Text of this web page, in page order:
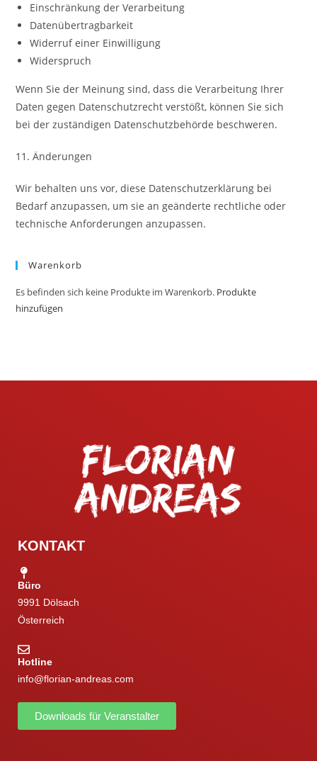
Einschränkung der Verarbeitung
Datenübertragbarkeit
Widerruf einer Einwilligung
Widerspruch
Wenn Sie der Meinung sind, dass die Verarbeitung Ihrer
Daten gegen Datenschutzrecht verstößt, können Sie sich
bei der zuständigen Datenschutzbehörde beschweren.
11. Änderungen
Wir behalten uns vor, diese Datenschutzerklärung bei
Bedarf anzupassen, um sie an geänderte rechtliche oder
technische Anforderungen anzupassen.
Warenkorb
Es befinden sich keine Produkte im Warenkorb. Produkte
hinzufügen
KONTAKT
Büro
9991 Dölsach
Österreich
Hotline
info@florian-andreas.com
Downloads für Veranstalter